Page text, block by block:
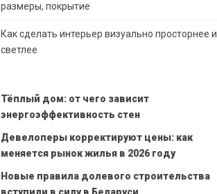
размеры, покрытие
Как сделать интерьер визуально просторнее и
светлее
Тёплый дом: от чего зависит
энергоэффективность стен
Девелоперы корректируют цены: как
меняется рынок жилья в 2026 году
Новые правила долевого строительства